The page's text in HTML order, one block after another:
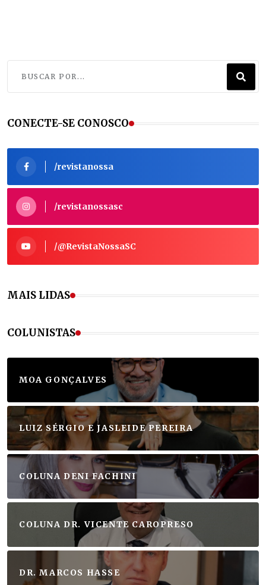
CONECTE-SE CONOSCO
/revistanossa
/revistanossasc
/@RevistaNossaSC
MAIS LIDAS
COLUNISTAS
MOA GONÇALVES
LUIZ SÉRGIO E JASLEIDE PEREIRA
COLUNA DENI FACHINI
COLUNA DR. VICENTE CAROPRESO
DR. MARCOS HASSE